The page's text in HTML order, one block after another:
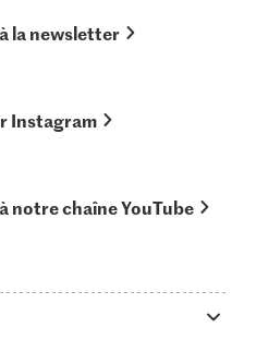
la newsletter
Instagram
notre chaîne YouTube